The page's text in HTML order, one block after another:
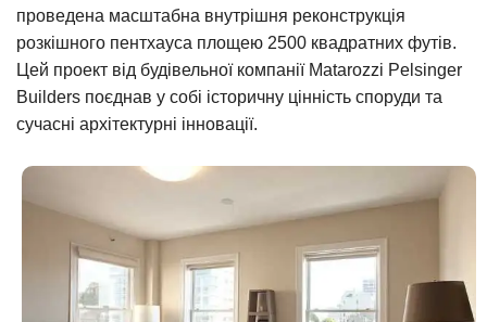
проведена масштабна внутрішня реконструкція
розкішного пентхауса площею 2500 квадратних футів.
Цей проект від будівельної компанії Matarozzi Pelsinger
Builders поєднав у собі історичну цінність споруди та
сучасні архітектурні інновації.